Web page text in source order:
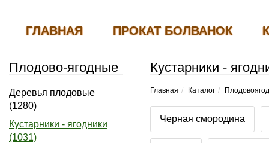
ГЛАВНАЯ ПРОКАТ БОЛВАНОК
Плодово-ягодные
Деревья плодовые
(1280)
Кустарники - ягодники
(1031)
Кустарники -
Главная Каталог
Черная смородина